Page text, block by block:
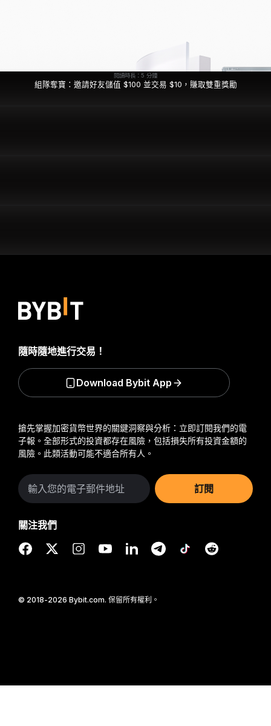
閱讀時長：5 分鐘
組隊奪寶：邀請好友儲值 $100 並交易 $10，賺取雙重獎勵
搶先掌握加密貨幣世界的關鍵洞察與分析：立即訂閱我們的電
子報。 全部形式的投資都存在風險，包括損失所有投資金額的
風險。此類活動可能不適合所有人。
訂閱
關注我們
© 2018-2026 Bybit.com. 保留所有權利。
隨時隨地進行交易！
Download Bybit App